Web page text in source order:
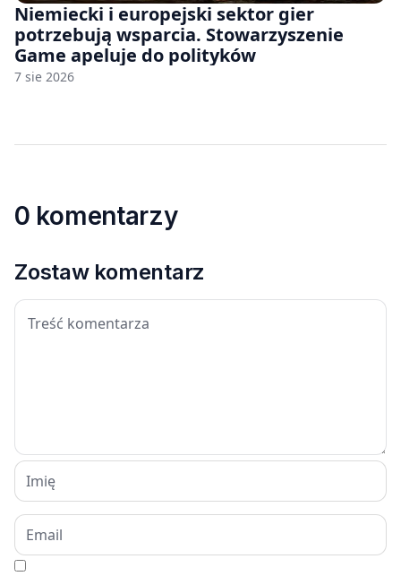
Niemiecki i europejski sektor gier
potrzebują wsparcia. Stowarzyszenie
Game apeluje do polityków
7 sie 2026
0 komentarzy
Zostaw komentarz